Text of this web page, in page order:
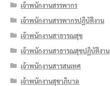
เจ้าพนักงานสรรพากร
เจ้าพนักงานสรรพากรปฏิบัติงาน
เจ้าพนักงานสาธารณสุข
เจ้าพนักงานสาธารณสุขปฏิบัติงาน
เจ้าพนักงานสารสนเทศ
เจ้าพนักงานสุขาภิบาล